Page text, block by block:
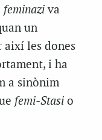
feminaziva
un
així les dones
i ha
a sinònim
femi-Stasi o